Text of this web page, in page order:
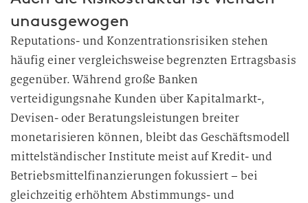
unausgewogen
Reputations- und Konzentrationsrisiken stehen
häufig einer vergleichsweise begrenzten Ertragsbasis
gegenüber. Während große Banken
verteidigungsnahe Kunden über Kapitalmarkt-,
Devisen- oder Beratungsleistungen breiter
monetarisieren können, bleibt das Geschäftsmodell
mittelständischer Institute meist auf Kredit- und
Betriebsmittelfinanzierungen fokussiert – bei
gleichzeitig erhöhtem Abstimmungs- und